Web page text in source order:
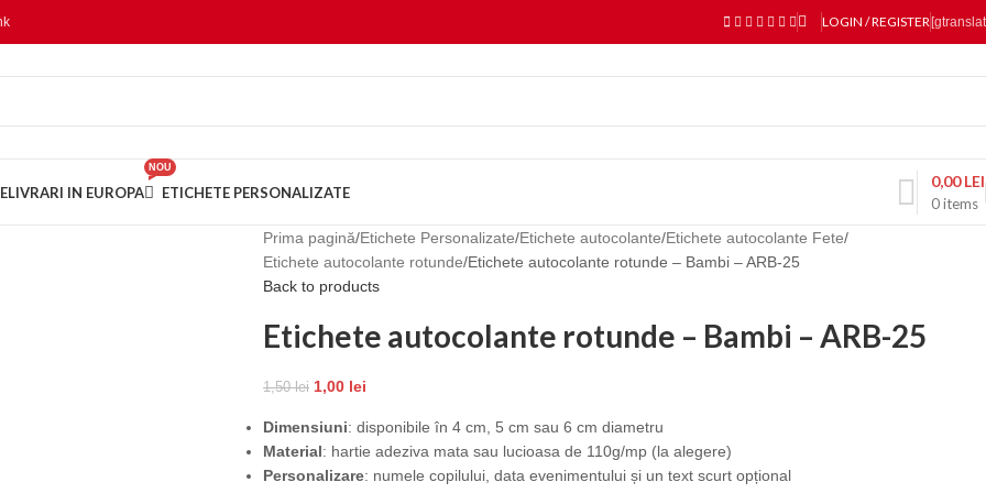
LOGIN / REGISTER
LIVRARI IN EUROPA ETICHETE PERSONALIZATE
NOU
0items
0,00LEI
Prima pagină Etichete Personalizate Etichete autocolante Etichete autocolante Fete
Etichete autocolante rotunde Etichete autocolante rotunde – Bambi – ARB-25
Back to products
Etichete autocolante rotunde – Bambi – ARB-25
1,50lei 1,00 lei
Dimensiuni: disponibile în 4 cm, 5 cm sau 6 cm diametru
Material: hartie adeziva mata sau lucioasa de 110g/mp (la alegere)
Personalizare: numele copilului, data evenimentului și un text scurt opțional